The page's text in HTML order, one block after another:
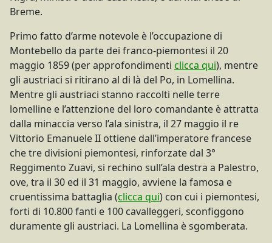
Breme.
Primo fatto d’arme notevole è l’occupazione di
Montebello da parte dei franco-piemontesi il 20
maggio 1859 (per approfondimenti clicca qui), mentre
gli austriaci si ritirano al di là del Po, in Lomellina.
Mentre gli austriaci stanno raccolti nelle terre
lomelline e l’attenzione del loro comandante è attratta
dalla minaccia verso l’ala sinistra, il 27 maggio il re
Vittorio Emanuele II ottiene dall’imperatore francese
che tre divisioni piemontesi, rinforzate dal 3°
Reggimento Zuavi, si rechino sull’ala destra a Palestro,
ove, tra il 30 ed il 31 maggio, avviene la famosa e
cruentissima battaglia (clicca qui) con cui i piemontesi,
forti di 10.800 fanti e 100 cavalleggeri, sconfiggono
duramente gli austriaci. La Lomellina è sgomberata.